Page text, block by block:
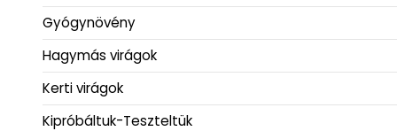
Gyógynövény
Hagymás virágok
Kerti virágok
Kipróbáltuk-Teszteltük